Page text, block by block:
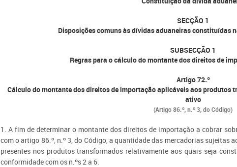
SECÇÃO 1
Disposições comuns às dívidas aduaneiras constituídas
SUBSECÇÃO 1
Regras para o cálculo do montante dos direitos de
Artigo 72.º
Cálculo do montante dos direitos de importação aplicáveis aos produtos
ativo
(Artigo 86.º, n.º 3, do Código)
1. A fim de determinar o montante dos direitos de importação a cobrar
com o artigo 86.º, n.º 3, do Código, a quantidade das mercadorias sujeitas
presentes nos produtos transformados relativamente aos quais seja
conformidade com os n.ºs 2 a 6.